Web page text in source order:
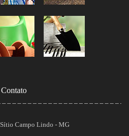
Contato
Sítio Campo Lindo - MG